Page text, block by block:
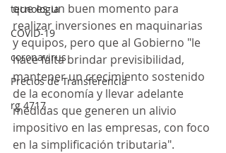
tecnologia
COVID-19
coronavirus
Precios de Transferencia
rg 4717
que es un buen momento para
realizar inversiones en maquinarias
y equipos, pero que al Gobierno "le
hace falta brindar previsibilidad,
mantener un crecimiento sostenido
de la economía y llevar adelante
medidas que generen un alivio
impositivo en las empresas, con foco
en la simplificación tributaria".